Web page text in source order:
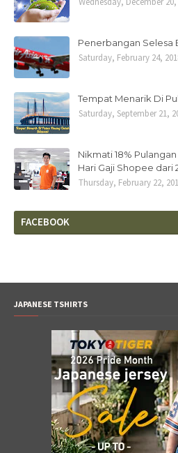
Penerbangan Selesa
Saturday, February 24,
Tempat Menarik Di
Saturday, September 21,
Nikmati 18%
Hari Gaji Shopee dari
Thursday, February 22,
FACEBOOK
JAPANESE TSHIRTS